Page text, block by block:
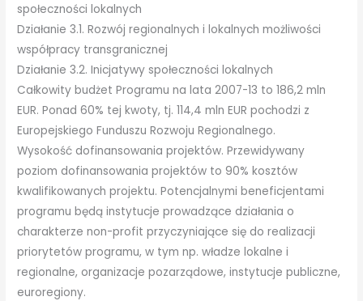
społeczności lokalnych
Działanie 3.1. Rozwój regionalnych i lokalnych możliwości
współpracy transgranicznej
Działanie 3.2. Inicjatywy społeczności lokalnych
Całkowity budżet Programu na lata 2007-13 to 186,2 mln
EUR. Ponad 60% tej kwoty, tj. 114,4 mln EUR pochodzi z
Europejskiego Funduszu Rozwoju Regionalnego.
Wysokość dofinansowania projektów. Przewidywany
poziom dofinansowania projektów to 90% kosztów
kwalifikowanych projektu. Potencjalnymi beneficjentami
programu będą instytucje prowadzące działania o
charakterze non-profit przyczyniające się do realizacji
priorytetów programu, w tym np. władze lokalne i
regionalne, organizacje pozarządowe, instytucje publiczne,
euroregiony.